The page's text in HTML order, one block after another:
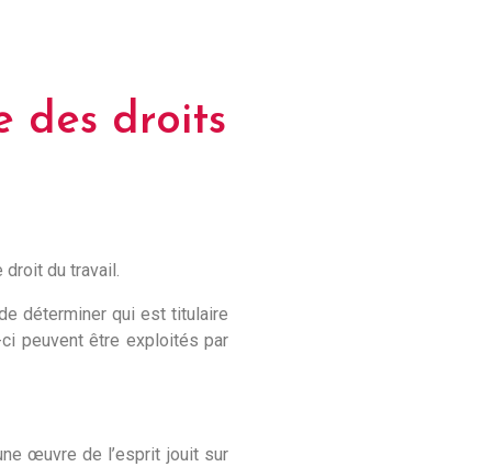
des droits
droit du travail.
déterminer qui est titulaire
peuvent être exploités par
œuvre de l’esprit jouit sur